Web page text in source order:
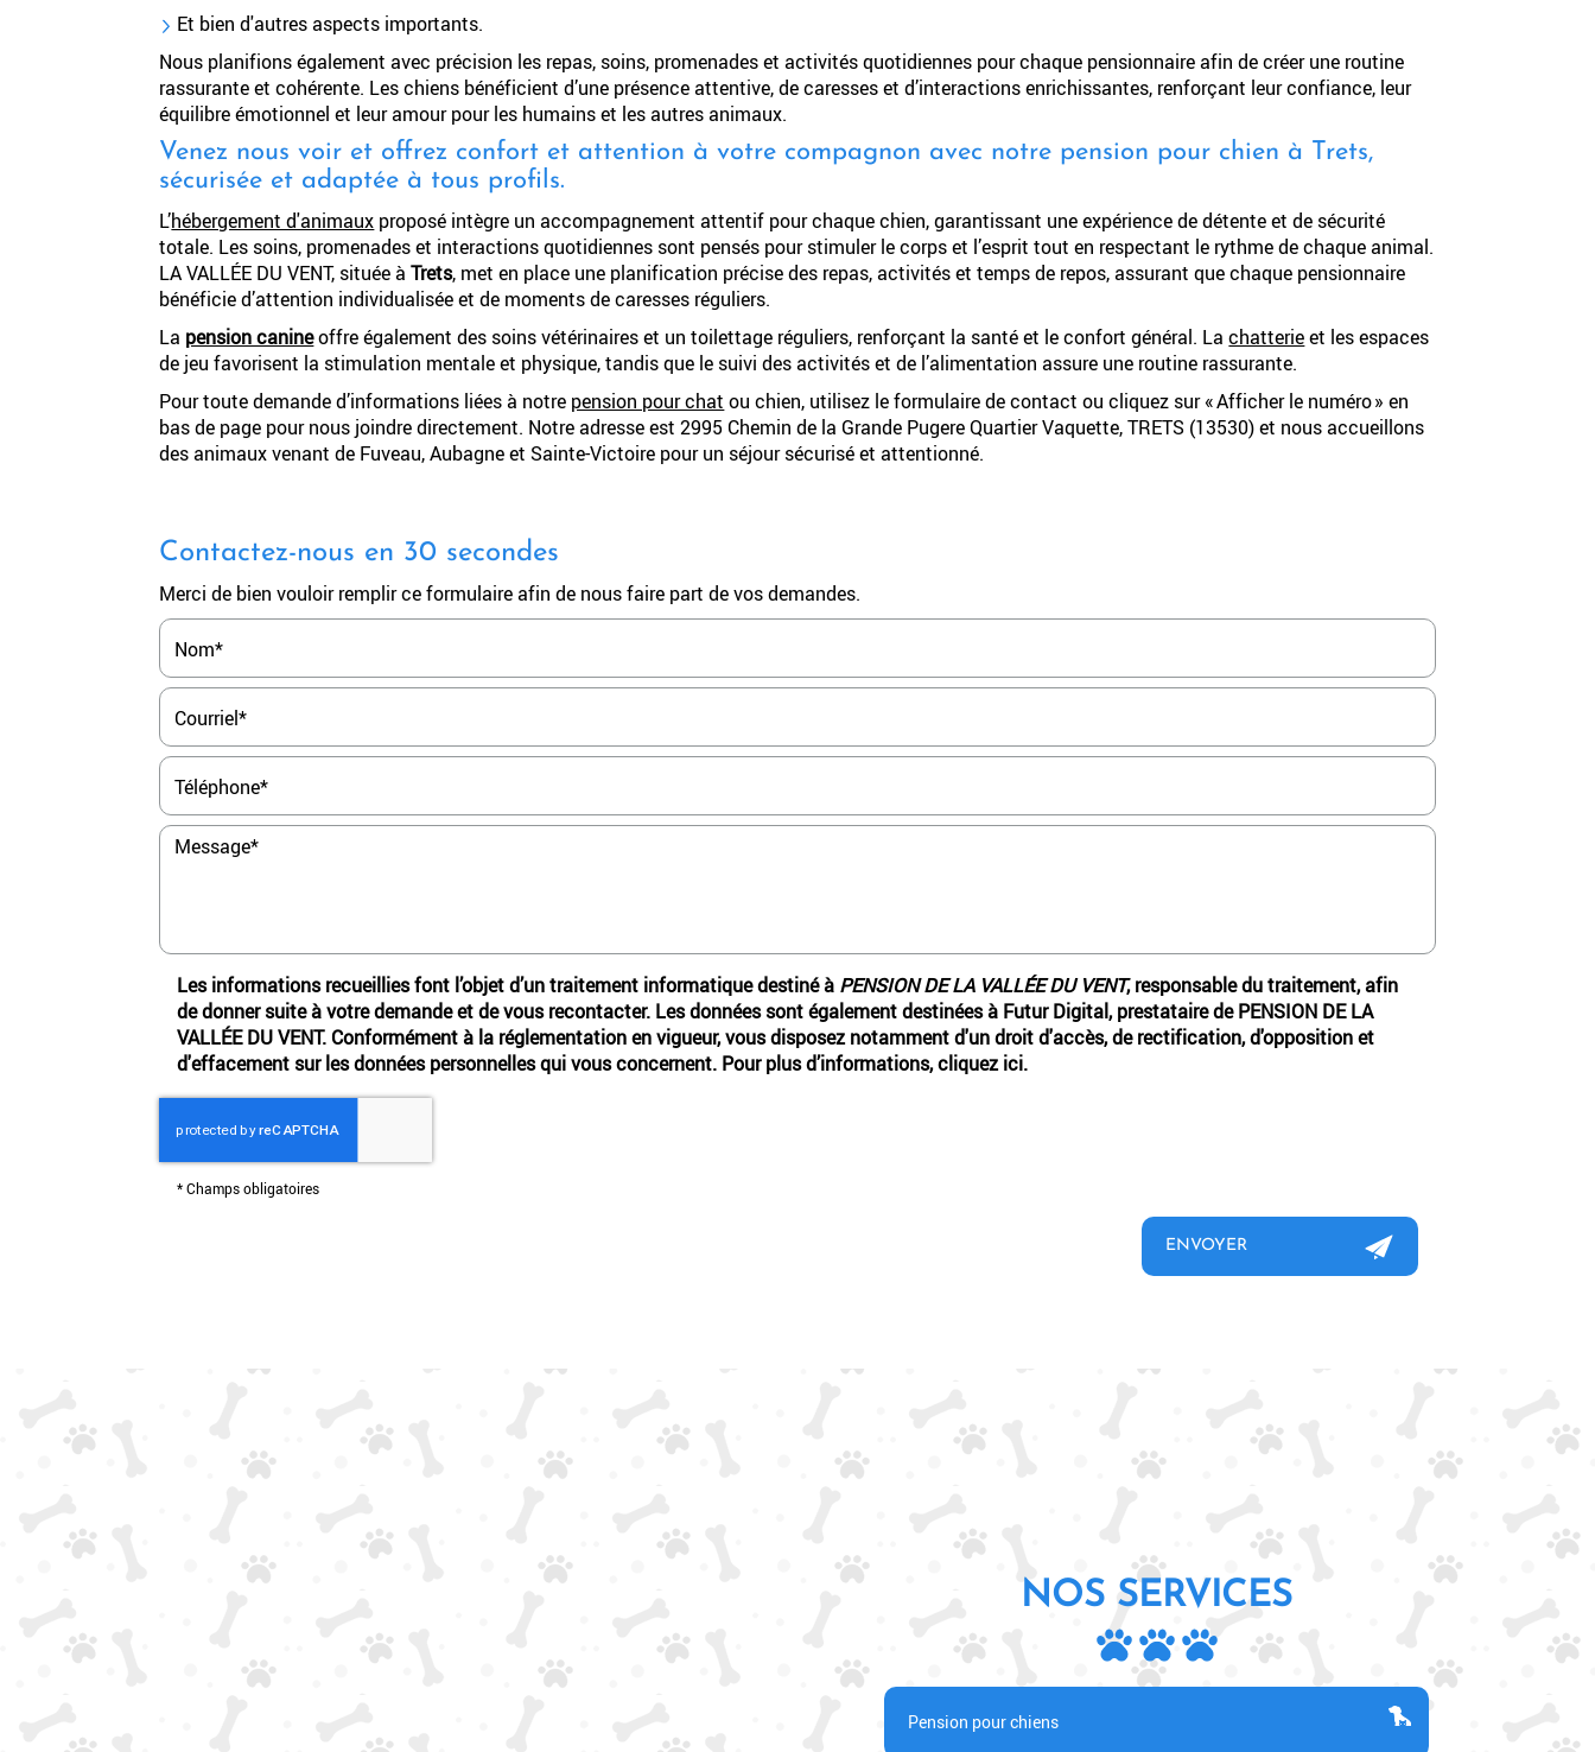
Et bien d'autres aspects importants.
Nous planifions également avec précision les repas, soins, promenades et activités quotidiennes pour chaque pensionnaire afin de créer une routine
rassurante et cohérente. Les chiens bénéficient d’une présence attentive, de caresses et d’interactions enrichissantes, renforçant leur confiance, leur
équilibre émotionnel et leur amour pour les humains et les autres animaux.
Venez nous voir et offrez confort et attention à votre compagnon avec notre pension pour chien à Trets,
sécurisée et adaptée à tous profils.
L’hébergement d'animaux proposé intègre un accompagnement attentif pour chaque chien, garantissant une expérience de détente et de sécurité
totale. Les soins, promenades et interactions quotidiennes sont pensés pour stimuler le corps et l’esprit tout en respectant le rythme de chaque animal.
LA VALLÉE DU VENT, située àTrets, met en place une planification précise des repas, activités et temps de repos, assurant que chaque pensionnaire
bénéficie d’attention individualisée et de moments de caresses réguliers.
La pension canineoffre également des soins vétérinaires et un toilettage réguliers, renforçant la santé et le confort général. Lachatterieet les espaces
de jeu favorisent la stimulation mentale et physique, tandis que le suivi des activités et de l’alimentation assure une routine rassurante.
Pour toute demande d’informations liées à notre pension pour chat ou chien, utilisez le formulaire de contact ou cliquez sur « Afficher le numéro » en
bas de page pour nous joindre directement. Notre adresse est 2995 Chemin de la Grande Pugere Quartier Vaquette, TRETS (13530) et nous accueillons
des animaux venant de Fuveau, Aubagne et Sainte-Victoire pour un séjour sécurisé et attentionné.
Contactez-nous en 30 secondes
Merci de bien vouloir remplir ce formulaire afin de nous faire part de vos demandes.
Les informations recueillies font l’objet d’un traitement informatique destiné à PENSION DE LA VALLÉE DU VENT, responsable du traitement, afin
de donner suite à votre demande et de vous recontacter. Les données sont également destinées à Futur Digital, prestataire de PENSION DE LA
VALLÉE DU VENT. Conformément à la réglementation en vigueur, vous disposez notamment d'un droit d'accès, de rectification, d'opposition et
d'effacement sur les données personnelles qui vous concernent. Pour plus d’informations, cliquezici.
*Champs obligatoires
NOS SERVICES
Pension pour chiens